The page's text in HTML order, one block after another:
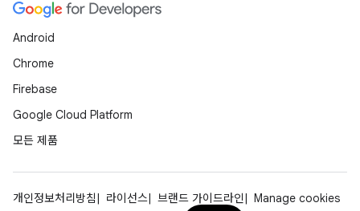
Android
Chrome
Firebase
Google Cloud Platform
모든 제품
개인정보처리방침 라이선스 브랜드 가이드라인 Manage cookies